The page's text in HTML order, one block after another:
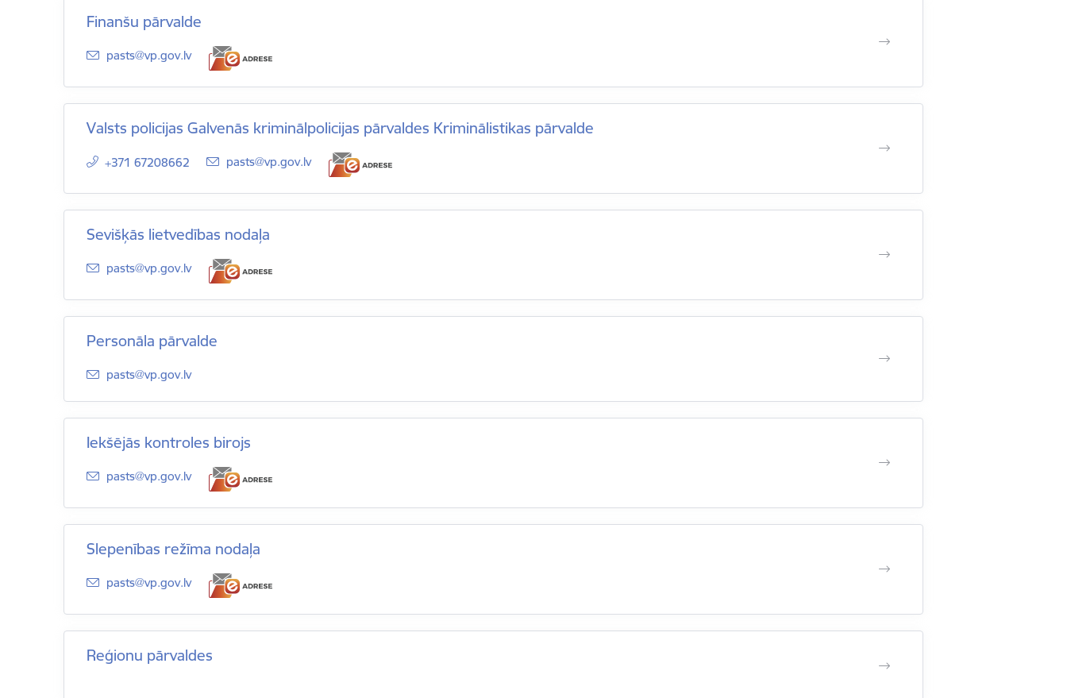
Finanšu pārvalde
E-pasts:
pasts@vp.gov.lv
Valsts policijas Galvenās kriminālpolicijas pārvaldes Kriminālistikas pārvalde
+371 67208662 E-pasts:
pasts@vp.gov.lv
Sevišķās lietvedības nodaļa
E-pasts:
pasts@vp.gov.lv
Personāla pārvalde
E-pasts:
pasts@vp.gov.lv
Iekšējās kontroles birojs
E-pasts:
pasts@vp.gov.lv
Slepenības režīma nodaļa
E-pasts:
pasts@vp.gov.lv
Reģionu pārvaldes